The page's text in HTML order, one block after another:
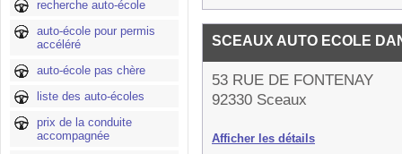
recherche auto-école
auto-école pour permis
accéléré
auto-école pas chère
liste des auto-écoles
prix de la conduite
accompagnée
SCEAUX AUTO ECOLE
53 RUE DE FONTENAY
92330 Sceaux
Afficher les détails